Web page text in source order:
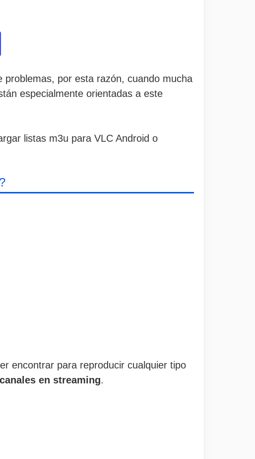
problemas, por esta razón, cuando mucha
especialmente orientadas a este
listas m3u para VLC Android o
encontrar para reproducir cualquier tipo
en streaming.